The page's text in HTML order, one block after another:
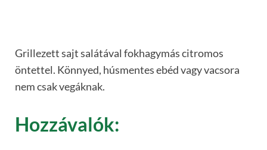
Grillezett sajt salátával fokhagymás citromos
öntettel. Könnyed, húsmentes ebéd vagy vacsora
nem csak vegáknak.
Hozzávalók: